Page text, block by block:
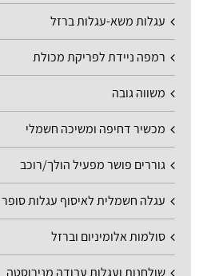
עגלות משא-עגלות ברזל
רמפה ניידת לפריקת מכולת
משווה גובה
מכשיר דחיפה ומשיכה חשמלי
גוררים פושר מפעיל הולך/רוכב
עגלה חשמלית לאיסוף עגלות סופר
סולמות אלומיניום וברזל
שולחנות ועגלות עבודה מנירוסטה